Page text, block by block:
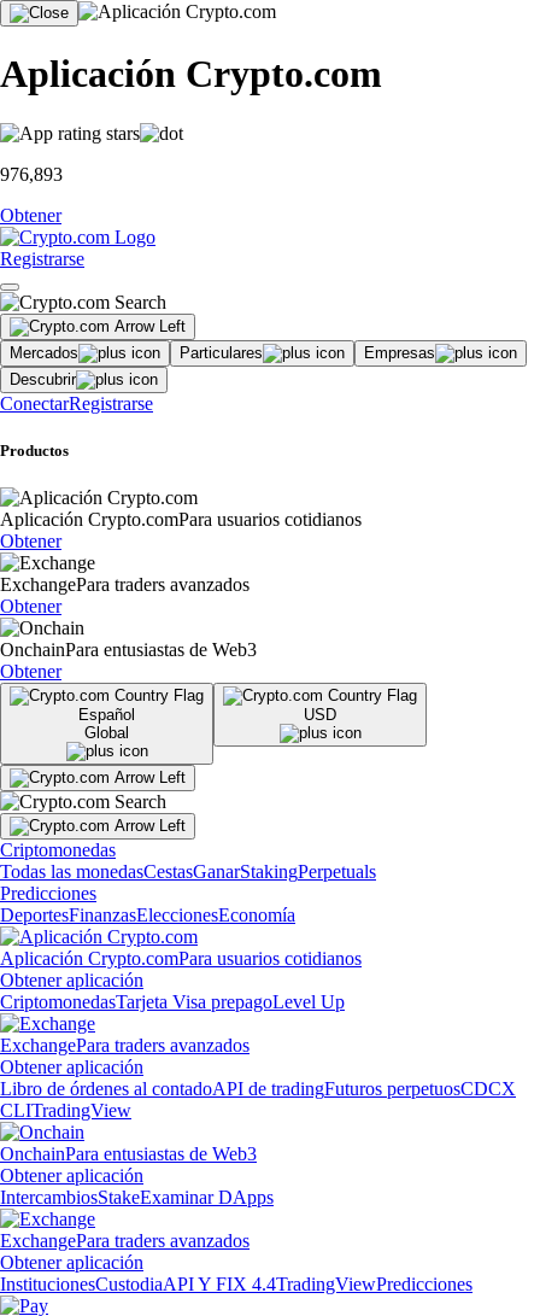
Aplicación Crypto.com
976,893
Obtener
Registrarse
Mercados Particulares
Empresas
Descubrir
ConectarRegistrarse
Productos
Aplicación Crypto.comPara usuarios cotidianos
Obtener
ExchangePara traders avanzados
Obtener
OnchainPara entusiastas de Web3
Obtener
Español
Global
USD
Criptomonedas
Todas las monedasCestasGanarStakingPerpetuals
Predicciones
DeportesFinanzasEleccionesEconomía
Aplicación Crypto.comPara usuarios cotidianos
Obtener aplicación
CriptomonedasTarjeta Visa prepagoLevel Up
ExchangePara traders avanzados
Obtener aplicación
Libro de órdenes al contadoAPI de tradingFuturos perpetuosCDCX
CLITradingView
OnchainPara entusiastas de Web3
Obtener aplicación
IntercambiosStakeExaminar DApps
ExchangePara traders avanzados
Obtener aplicación
InstitucionesCustodiaAPI Y FIX 4.4TradingViewPredicciones